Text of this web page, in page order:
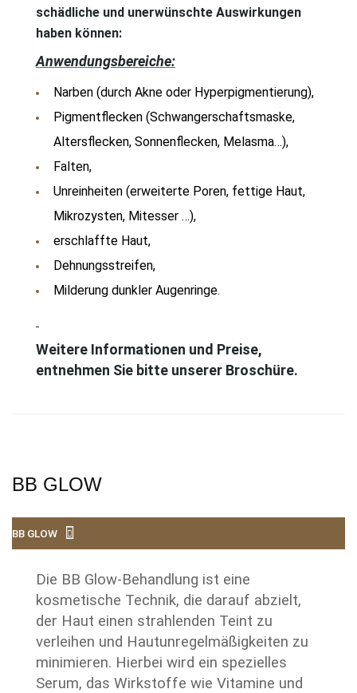
schädliche und unerwünschte Auswirkungen
haben können:
Anwendungsbereiche:
Narben (durch Akne oder Hyperpigmentierung),
Pigmentflecken (Schwangerschaftsmaske,
Altersflecken, Sonnenflecken, Melasma…),
Falten,
Unreinheiten (erweiterte Poren, fettige Haut,
Mikrozysten, Mitesser …),
erschlaffte Haut,
Dehnungsstreifen,
Milderung dunkler Augenringe.
Weitere Informationen und Preise,
entnehmen Sie bitte unserer Broschüre.
BB GLOW
BB GLOW
Die BB Glow-Behandlung ist eine
kosmetische Technik, die darauf abzielt,
der Haut einen strahlenden Teint zu
verleihen und Hautunregelmäßigkeiten zu
minimieren. Hierbei wird ein spezielles
Serum, das Wirkstoffe wie Vitamine und